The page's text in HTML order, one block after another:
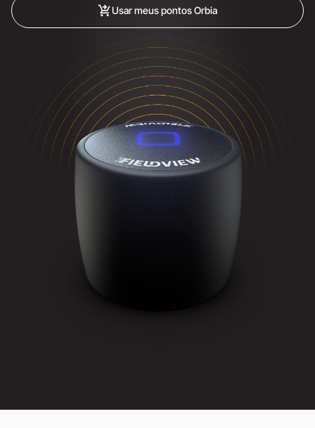
Usar meus pontos Orbia
shopping_cart_checkout